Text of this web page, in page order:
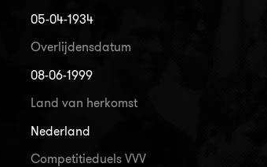
05-04-1934
Overlijdensdatum
08-06-1999
Land van herkomst
Nederland
Competitieduels VVV